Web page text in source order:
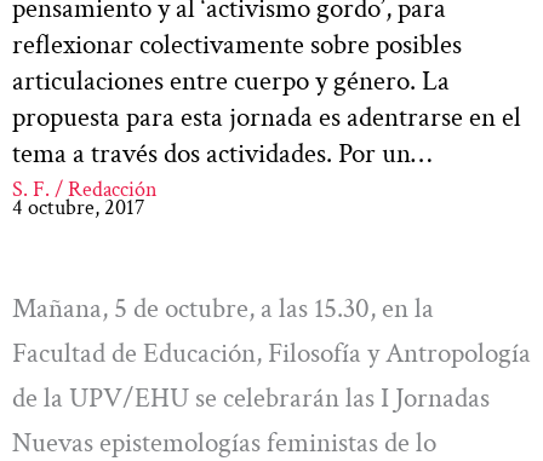
pensamiento y al ‘activismo gordo’, para
reflexionar colectivamente sobre posibles
articulaciones entre cuerpo y género. La
propuesta para esta jornada es adentrarse en el
tema a través dos actividades. Por un…
S. F. / Redacción
4 octubre, 2017
Mañana, 5 de octubre, a las 15.30, en la
Facultad de Educación, Filosofía y Antropología
de la UPV/EHU se celebrarán las I Jornadas
Nuevas epistemologías feministas de lo